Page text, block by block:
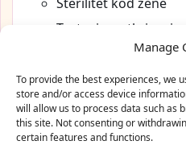
Manage
To provide the best experiences, we
store and/or access device
will allow us to process data such as
this site. Not consenting or
certain features and functions.
Testovi za otkrivanje
Cookie Policy (EU)